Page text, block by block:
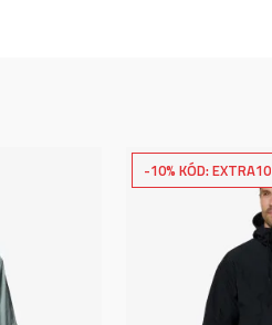
-10% KÓD: EXTRA10